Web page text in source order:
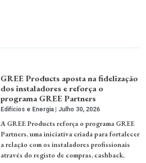
GREE Products aposta na fidelização
dos instaladores e reforça o
programa GREE Partners
Edifícios e Energia Julho 30, 2026
A GREE Products reforça o programa GREE
Partners, uma iniciativa criada para fortalecer
a relação com os instaladores profissionais
através do registo de compras, cashback,